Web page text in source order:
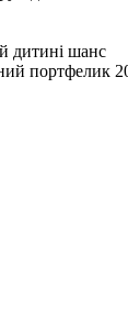
дитині шанс